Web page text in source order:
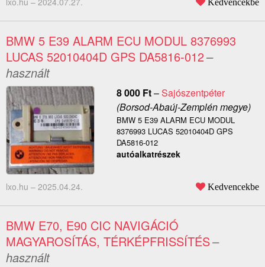
Kedvencekbe
BMW 5 E39 ALARM ECU MODUL 8376993
LUCAS 52010404D GPS DA5816-012–
használt
8 000 Ft–Sajószentpéter
(Borsod-Abaúj-Zemplén megye)
BMW 5 E39 ALARM ECU MODUL
8376993 LUCAS 52010404D GPS
DA5816-012
autóalkatrészek
lxo.hu – 2025.04.24. Kedvencekbe
BMW E70, E90 CIC NAVIGÁCIÓ
MAGYAROSÍTÁS, TÉRKÉPFRISSÍTÉS–
használt